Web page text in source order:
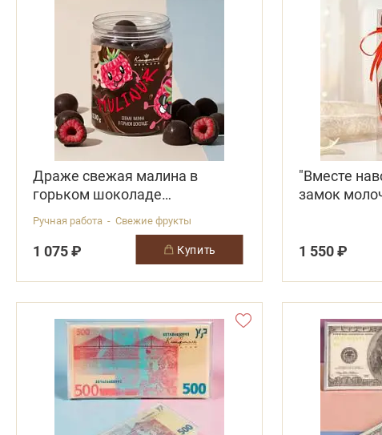
Драже свежая малина в
горьком шоколаде
(замороженная)
Ручная работа - Свежие фрукты
1 075 ₽ купить
"Вместе
замок
1 550 ₽